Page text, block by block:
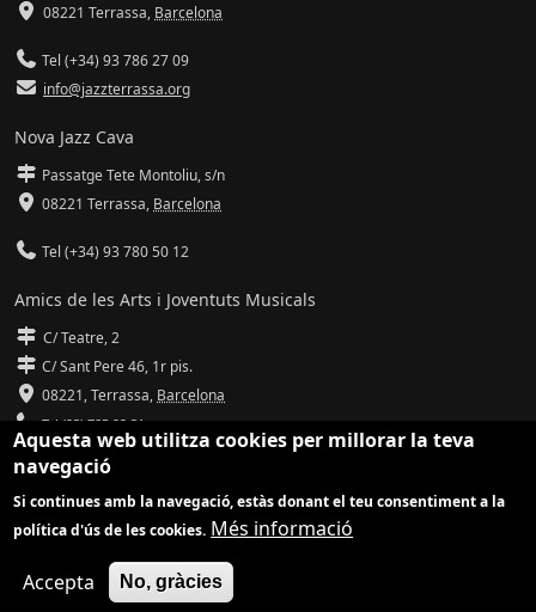
08221 Terrassa, Barcelona
Tel (+34) 93 786 27 09
info@jazzterrassa.org
Nova Jazz Cava
Passatge Tete Montoliu, s/n
08221 Terrassa, Barcelona
Tel (+34) 93 780 50 12
Amics de les Arts i Joventuts Musicals
C/ Teatre, 2
C/ Sant Pere 46, 1r pis.
08221,Terrassa, Barcelona
Tel (93) 785 92 31
info@amicsdelesarts-jjmm.cat
www.amicsdelesarts-jjmm.cat
Adaptació de
Aquesta web utilitza cookies per millorar la teva
navegació
Si continues amb la navegació, estàs donant el teu consentiment a la
política d'ús de les cookies. Més informació
Accepta No, gràcies